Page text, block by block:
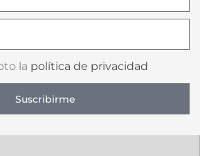
la política de privacidad
Suscribirme